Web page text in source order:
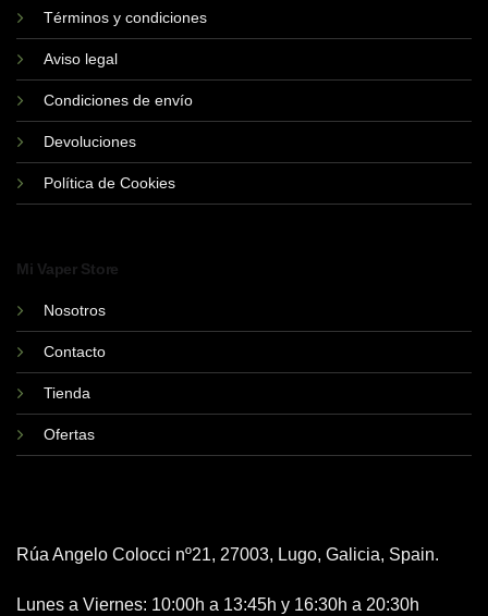
pueden
elegir
en
la
página
producto
elegir
la
Términos y condiciones
Aviso legal
Condiciones de envío
Devoluciones
Política de Cookies
Mi Vaper Store
Nosotros
Contacto
Tienda
Ofertas
Rúa Angelo Colocci nº21, 27003, Lugo, Galicia, Spain.
Lunes a Viernes: 10:00h a 13:45h y 16:30h a 20:30h